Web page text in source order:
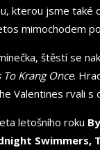
kterou jsme
mimochodem
štěstí se
To Krang Once.
Valentines rvali
letošního roku
Swimmers,